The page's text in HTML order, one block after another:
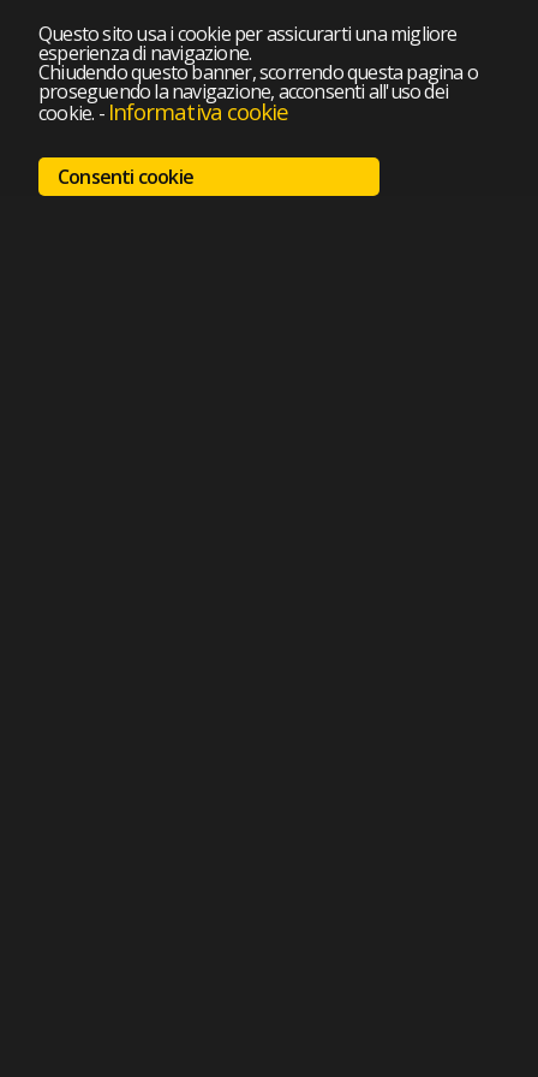
Questo sito usa i cookie per assicurarti una migliore
esperienza di navigazione.
Chiudendo questo banner, scorrendo questa pagina o
proseguendo la navigazione, acconsenti all'uso dei
cookie. - Informativa cookie
Consenti cookie